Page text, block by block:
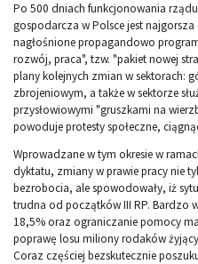
Po 500 dniach funkcjonowania rządu
gospodarcza w Polsce jest
nagłośnione propagandowo
rozwój, praca", tzw. "pakiet nowej
plany kolejnych zmian w sektorach:
zbrojeniowym, a także w sektorze
przysłowiowymi "gruszkami na
powoduje protesty społeczne,
Wprowadzane w tym okresie w
dyktatu, zmiany w prawie pracy nie
bezrobocia, ale spowodowały, iż
trudna od początków III RP. Bardzo
18,5% oraz ograniczanie pomocy
poprawę losu miliony rodaków
Coraz częściej bezskutecznie